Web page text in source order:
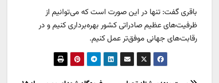
باقری گفت: تنها در این صورت است که می‌توانیم از
ظرفیت‌های عظیم صادراتی کشور بهره‌برداری کنیم و در
رقابت‌های جهانی موفق‌تر عمل کنیم.